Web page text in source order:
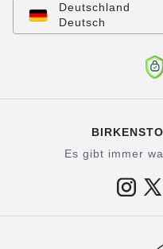
Deutschland
Deutsch
Es gibt immer